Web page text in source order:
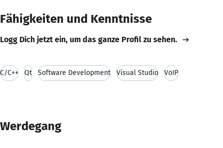
Fähigkeiten und Kenntnisse
Logg Dich jetzt ein, um das ganze Profil zu sehen.
C/C++ Qt Software Development Visual Studio VoIP
Werdegang